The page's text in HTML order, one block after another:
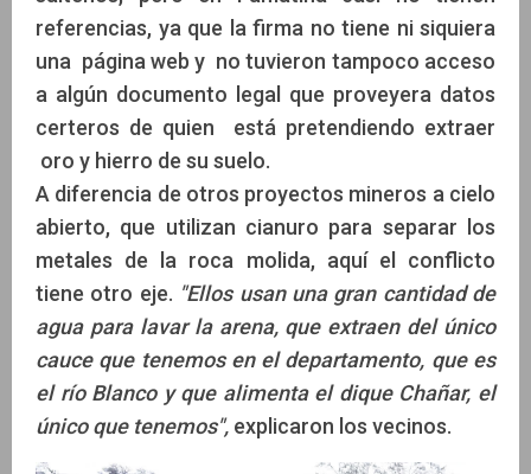
referencias, ya que la firma no tiene ni siquiera
una página web y no tuvieron tampoco acceso
a algún documento legal que proveyera datos
certeros de quien está pretendiendo extraer
oro y hierro de su suelo.
A diferencia de otros proyectos mineros a cielo
abierto, que utilizan cianuro para separar los
metales de la roca molida, aquí el conflicto
tiene otro eje. "Ellos usan una gran cantidad de
agua para lavar la arena, que extraen del único
cauce que tenemos en el departamento, que es
el río Blanco y que alimenta el dique Chañar, el
único que tenemos", explicaron los vecinos.